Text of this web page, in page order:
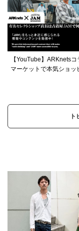
【YouTube】ARKnets
マーケットで本気ショッ